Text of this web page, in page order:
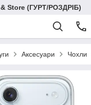
Store (ГУРТ/РОЗДРІБ)
Аксесуари Чохли